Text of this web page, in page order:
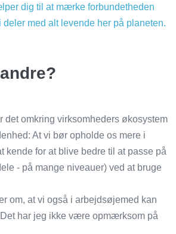
dig til at mærke forbundetheden
deler med alt levende her på planeten.
det omkring virksomheders økosystem
At vi bør opholde os mere i
kende for at blive bedre til at passe på
- på mange niveauer) ved at bruge
om, at vi også i arbejdsøjemed kan
har jeg ikke være opmærksom på